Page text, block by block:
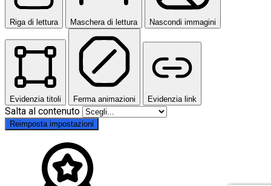
Riga di lettura Maschera di lettura Nascondi immagini
Evidenzia titoli Ferma animazioni Evidenzia link
Salta al contenuto
Reimposta impostazioni